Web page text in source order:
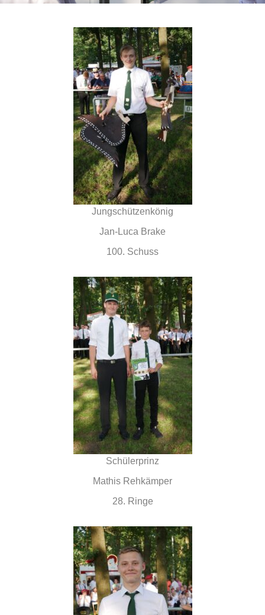
Jungschützenkönig
Jan-Luca Brake
100. Schuss
Schülerprinz
Mathis Rehkämper
28. Ringe